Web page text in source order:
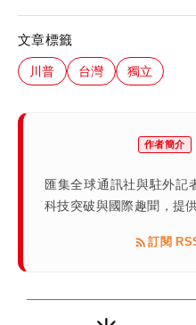
文章標籤
川普 台灣 獨立
作者簡介
匯集全球通訊社與駐外記
科技突破與國際趣聞，提
訂閱